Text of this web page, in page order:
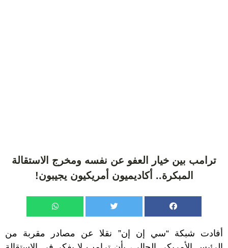
ترامب بين خيار العفو عن نفسه ومخرج الاستقالة
المبكرة.. أكاديميون أمريكيون يجيبون!
أفادت شبكة “سي إن إن” نقلا عن مصادر مقربة من